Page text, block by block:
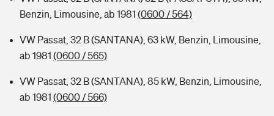
Benzin, Limousine, ab 1981 (0600 / 564)
VW Passat, 32 B (SANTANA), 63 kW, Benzin, Limousine,
ab 1981 (0600 / 565)
VW Passat, 32 B (SANTANA), 85 kW, Benzin, Limousine,
ab 1981 (0600 / 566)